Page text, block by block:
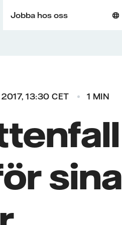
Jobba hos oss
13:30 CET 1 MIN
sina